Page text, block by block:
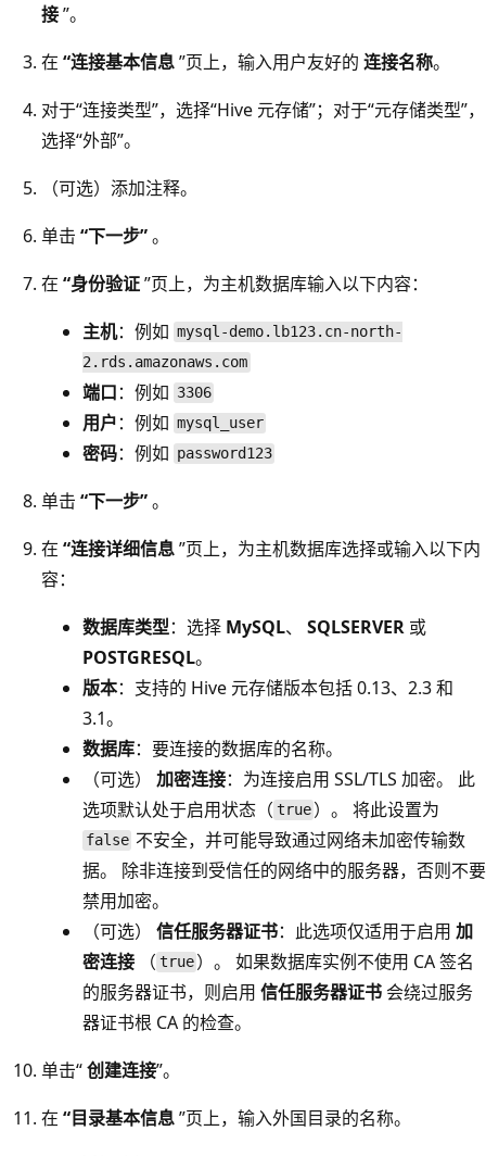
接”。
在 “连接基本信息”页上，输入用户友好的 连接名称。
对于“连接类型”，选择“Hive 元存储”；对于“元存储类型”，
选择“外部”。
（可选）添加注释。
单击 “下一步”。
在 “身份验证”页上，为主机数据库输入以下内容：
主机：例如 mysql-demo.lb123.cn-north-
2.rds.amazonaws.com
端口：例如 3306
用户：例如 mysql_user
密码：例如 password123
单击 “下一步”。
在 “连接详细信息”页上，为主机数据库选择或输入以下内
容：
数据库类型：选择 MySQL、 SQLSERVER 或
POSTGRESQL。
版本：支持的 Hive 元存储版本包括 0.13、2.3 和
3.1。
数据库：要连接的数据库的名称。
（可选） 加密连接：为连接启用 SSL/TLS 加密。 此
选项默认处于启用状态（ true ）。 将此设置为
false 不安全，并可能导致通过网络未加密传输数
据。 除非连接到受信任的网络中的服务器，否则不要
禁用加密。
（可选） 信任服务器证书：此选项仅适用于启用 加
密连接 （ true ）。 如果数据库实例不使用 CA 签名
的服务器证书，则启用 信任服务器证书 会绕过服务
器证书根 CA 的检查。
单击“创建连接”。
在 “目录基本信息”页上，输入外国目录的名称。